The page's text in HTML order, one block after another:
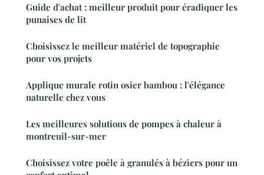
Guide d'achat : meilleur produit pour éradiquer les
punaises de lit
Choisissez le meilleur matériel de topographie
pour vos projets
Applique murale rotin osier bambou : l'élégance
naturelle chez vous
Les meilleures solutions de pompes à chaleur à
montreuil-sur-mer
Choisissez votre poêle à granulés à béziers pour un